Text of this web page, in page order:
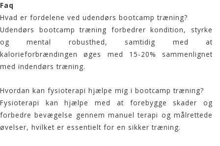
Faq
Hvad er fordelene ved udendørs bootcamp træning?
Udendørs bootcamp træning forbedrer kondition, styrke
og mental robusthed, samtidig med at
kalorieforbrændingen øges med 15-20% sammenlignet
med indendørs træning.
Hvordan kan fysioterapi hjælpe mig i bootcamp træning?
Fysioterapi kan hjælpe med at forebygge skader og
forbedre bevægelse gennem manuel terapi og målrettede
øvelser, hvilket er essentielt for en sikker træning.